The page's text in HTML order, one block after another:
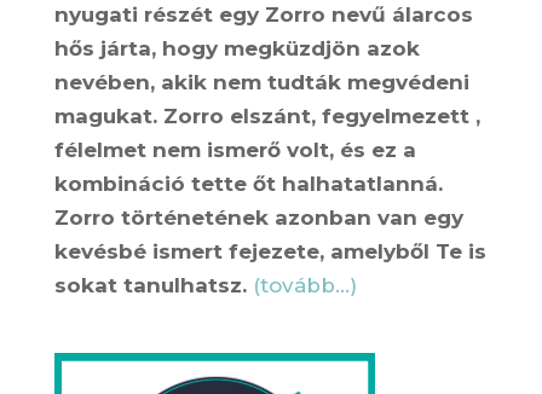
nyugati részét egy Zorro nevű álarcos
hős járta, hogy megküzdjön azok
nevében, akik nem tudták megvédeni
magukat. Zorro elszánt, fegyelmezett ,
félelmet nem ismerő volt, és ez a
kombináció tette őt halhatatlanná.
Zorro történetének azonban van egy
kevésbé ismert fejezete, amelyből Te is
sokat tanulhatsz. (tovább…)